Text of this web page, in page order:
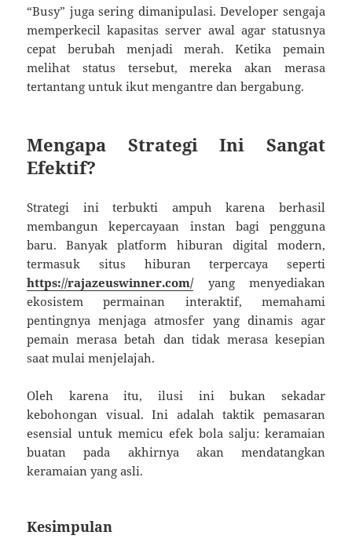
“Busy” juga sering dimanipulasi. Developer sengaja
memperkecil kapasitas server awal agar statusnya
cepat berubah menjadi merah. Ketika pemain
melihat status tersebut, mereka akan merasa
tertantang untuk ikut mengantre dan bergabung.
Mengapa Strategi Ini Sangat
Efektif?
Strategi ini terbukti ampuh karena berhasil
membangun kepercayaan instan bagi pengguna
baru. Banyak platform hiburan digital modern,
termasuk situs hiburan terpercaya seperti
https://rajazeuswinner.com/yang menyediakan
ekosistem permainan interaktif, memahami
pentingnya menjaga atmosfer yang dinamis agar
pemain merasa betah dan tidak merasa kesepian
saat mulai menjelajah.
Oleh karena itu, ilusi ini bukan sekadar
kebohongan visual. Ini adalah taktik pemasaran
esensial untuk memicu efek bola salju: keramaian
buatan pada akhirnya akan mendatangkan
keramaian yang asli.
Kesimpulan